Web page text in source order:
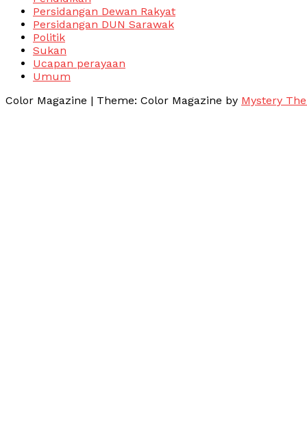
Persidangan Dewan Rakyat
Persidangan DUN Sarawak
Politik
Sukan
Ucapan perayaan
Umum
Color Magazine | Theme: Color Magazine by Mystery